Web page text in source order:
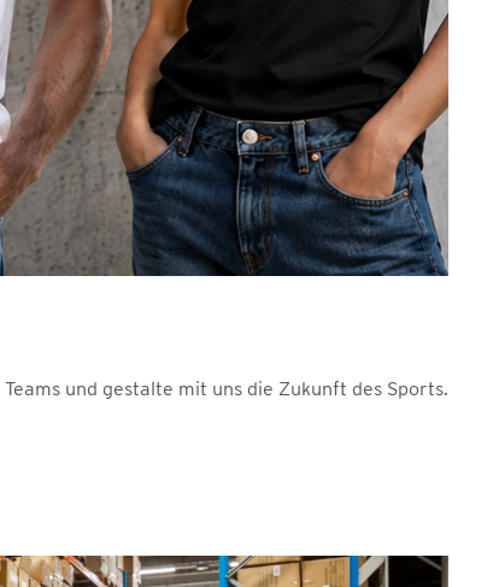
und gestalte mit uns die Zukunft des Sports.